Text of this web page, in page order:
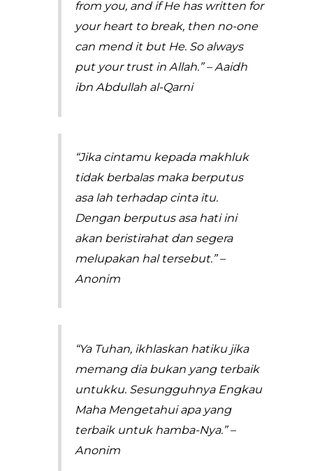
from you, and if He has written for
your heart to break, then no-one
can mend it but He. So always
put your trust in Allah.” – Aaidh
ibn Abdullah al-Qarni
“Jika cintamu kepada makhluk
tidak berbalas maka berputus
asa lah terhadap cinta itu.
Dengan berputus asa hati ini
akan beristirahat dan segera
melupakan hal tersebut.” –
Anonim
“Ya Tuhan, ikhlaskan hatiku jika
memang dia bukan yang terbaik
untukku. Sesungguhnya Engkau
Maha Mengetahui apa yang
terbaik untuk hamba-Nya.” –
Anonim